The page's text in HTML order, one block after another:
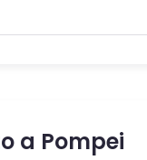
a Pompei